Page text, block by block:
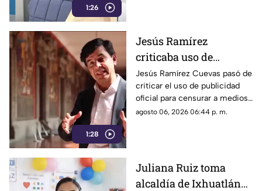
1:26
1:28
Jesús Ramírez
criticaba uso de
publicidad oficial para
censurar a medios, hoy
es pieza clave en
estrategia de censura
Jesús Ramírez Cuevas pasó de
criticar el uso de publicidad
oficial para censurar a medios
de comunicación, a ser pieza
agosto 06, 2026 06:44 p. m.
Juliana Ruiz toma
alcaldía de Ixhuatlán